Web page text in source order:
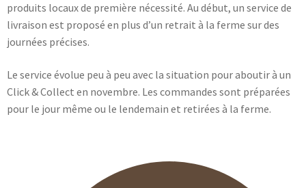
produits locaux de première nécessité. Au début, un service de
livraison est proposé en plus d’un retrait à la ferme sur des
journées précises.
Le service évolue peu à peu avec la situation pour aboutir à un
Click & Collect en novembre. Les commandes sont préparées
pour le jour même ou le lendemain et retirées à la ferme.